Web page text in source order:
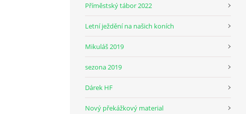
Příměstský tábor 2022
Letní ježdění na našich koních
Mikuláš 2019
sezona 2019
Dárek HF
Nový překážkový material